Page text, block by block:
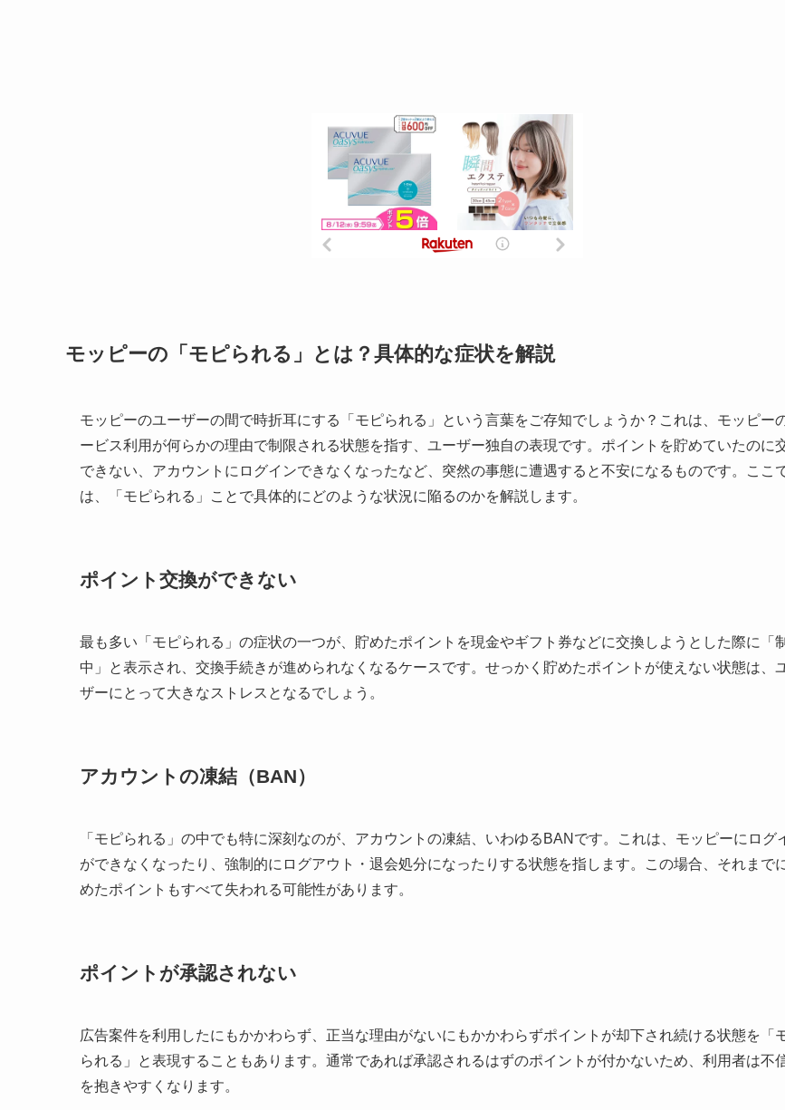
モッピーの「モピられる」とは？具体的な症状を解説
モッピーのユーザーの間で時折耳にする「モピられる」という言葉をご存知でしょうか？これは、モッピー
ービス利用が何らかの理由で制限される状態を指す、ユーザー独自の表現です。ポイントを貯めていたのに
できない、アカウントにログインできなくなったなど、突然の事態に遭遇すると不安になるものです。ここ
は、「モピられる」ことで具体的にどのような状況に陥るのかを解説します。
ポイント交換ができない
最も多い「モピられる」の症状の一つが、貯めたポイントを現金やギフト券などに交換しようとした際に「
中」と表示され、交換手続きが進められなくなるケースです。せっかく貯めたポイントが使えない状態は、
ザーにとって大きなストレスとなるでしょう。
アカウントの凍結（BAN）
「モピられる」の中でも特に深刻なのが、アカウントの凍結、いわゆるBANです。これは、モッピーにログ
ができなくなったり、強制的にログアウト・退会処分になったりする状態を指します。この場合、それまで
めたポイントもすべて失われる可能性があります。
ポイントが承認されない
広告案件を利用したにもかかわらず、正当な理由がないにもかかわらずポイントが却下され続ける状態を「
られる」と表現することもあります。通常であれば承認されるはずのポイントが付かないため、利用者は不
を抱きやすくなります。